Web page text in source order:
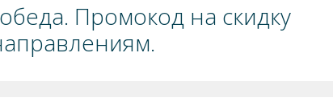
Промокод на скидку